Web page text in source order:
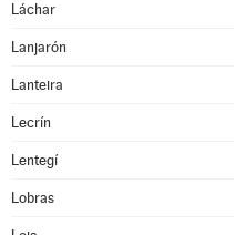
Láchar
Lanjarón
Lanteira
Lecrín
Lentegí
Lobras